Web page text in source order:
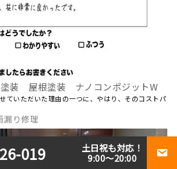
装 屋根塗装 ナノコンポジットW
ていただいた理由の一つに、やはり、そのコストパ
漏り修理
019
土日祝も対応！
9:00～20:00